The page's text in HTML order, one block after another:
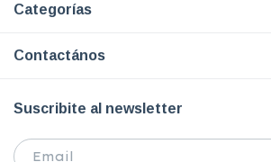
Categorías
Contactános
Suscribite al newsletter